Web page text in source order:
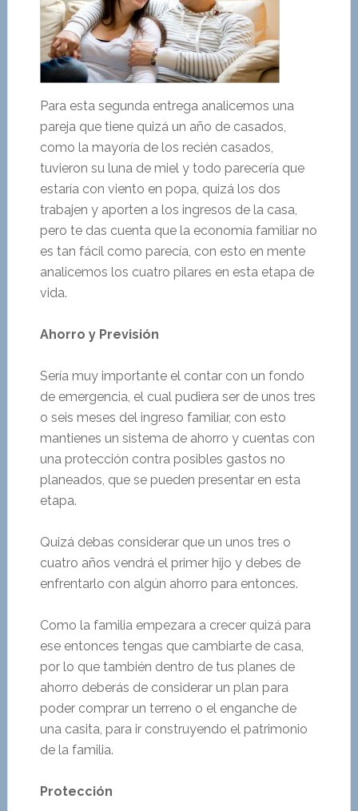
Para esta segunda entrega analicemos una
pareja que tiene quizá un año de casados,
como la mayoría de los recién casados,
tuvieron su luna de miel y todo parecería que
estaría con viento en popa, quizá los dos
trabajen y aporten a los ingresos de la casa,
pero te das cuenta que la economía familiar no
es tan fácil como parecía, con esto en mente
analicemos los cuatro pilares en esta etapa de
vida.
Ahorro y Previsión
Sería muy importante el contar con un fondo
de emergencia, el cual pudiera ser de unos tres
o seis meses del ingreso familiar, con esto
mantienes un sistema de ahorro y cuentas con
una protección contra posibles gastos no
planeados, que se pueden presentar en esta
etapa.
Quizá debas considerar que un unos tres o
cuatro años vendrá el primer hijo y debes de
enfrentarlo con algún ahorro para entonces.
Como la familia empezara a crecer quizá para
ese entonces tengas que cambiarte de casa,
por lo que también dentro de tus planes de
ahorro deberás de considerar un plan para
poder comprar un terreno o el enganche de
una casita, para ir construyendo el patrimonio
de la familia.
Protección